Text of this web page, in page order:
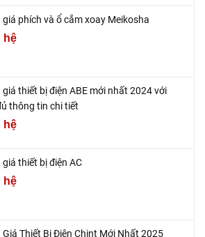
giá phích và ổ cắm xoay Meikosha
hệ
giá thiết bị điện ABE mới nhất 2024 với
thông tin chi tiết
hệ
giá thiết bị điện AC
hệ
Giá Thiết Bị Điện Chint Mới Nhất 2025